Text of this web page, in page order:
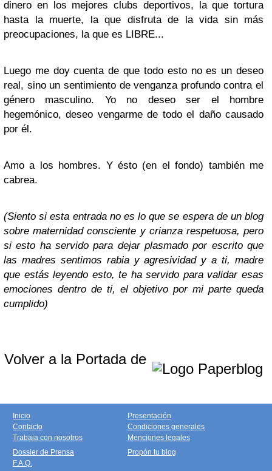
dinero en los mejores clubs deportivos, la que tortura
hasta la muerte, la que disfruta de la vida sin más
preocupaciones, la que es LIBRE...
Luego me doy cuenta de que todo esto no es un deseo
real, sino un sentimiento de venganza profundo contra el
género masculino. Yo no deseo ser el hombre
hegemónico, deseo vengarme de todo el daño causado
por él.
Amo a los hombres. Y ésto (en el fondo) también me
cabrea.
(Siento si esta entrada no es lo que se espera de un blog
sobre maternidad consciente y crianza respetuosa, pero
si esto ha servido para dejar plasmado por escrito que
las madres sentimos rabia y agresividad y a ti, madre
que estás leyendo esto, te ha servido para validar esas
emociones dentro de ti, el objetivo por mi parte queda
cumplido)
Volver a la Portada de
Inicio
Contacto
Trabaja con nosotros
Presentación
Condiciones generales
Menciones legales
Dossier de Prensa
F.A.Q.
Propón tu blog